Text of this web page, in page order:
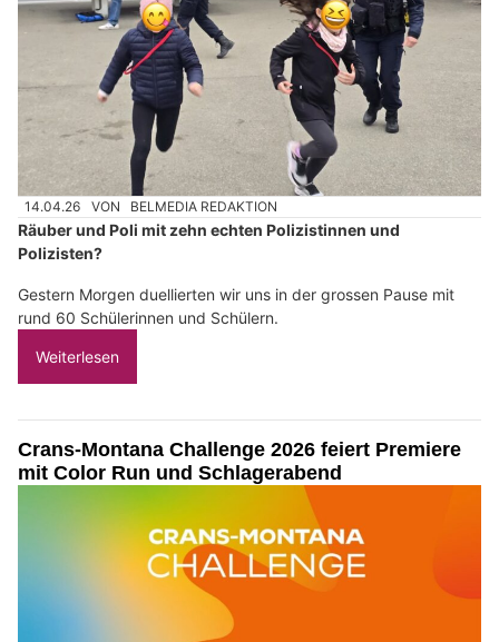
14.04.26 VON BELMEDIA REDAKTION
Räuber und Poli mit zehn echten Polizistinnen und
Polizisten?
Gestern Morgen duellierten wir uns in der grossen Pause mit
rund 60 Schülerinnen und Schülern.
Weiterlesen
Crans-Montana Challenge 2026 feiert Premiere
mit Color Run und Schlagerabend